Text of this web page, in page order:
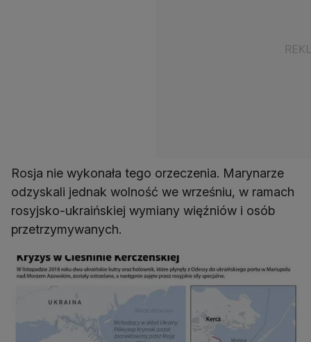
Rosja nie wykonała tego orzeczenia. Marynarze
odzyskali jednak wolność we wrześniu, w ramach
rosyjsko-ukraińskiej wymiany więźniów i osób
przetrzymywanych.